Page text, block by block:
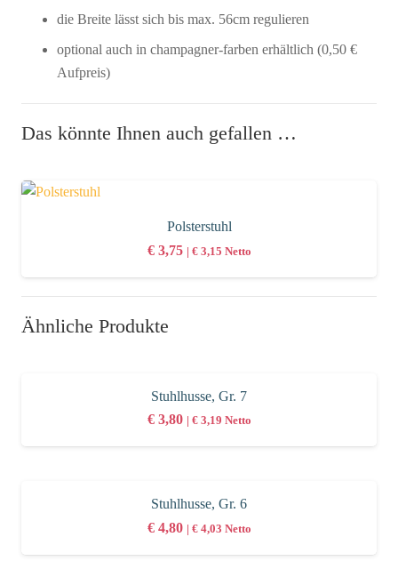
die Breite lässt sich bis max. 56cm regulieren
optional auch in champagner-farben erhältlich (0,50 €
Aufpreis)
Das könnte Ihnen auch gefallen …
Polsterstuhl
€3,75 | €3,15 Netto
Ähnliche Produkte
Stuhlhusse, Gr. 7
€3,80 €3,19 Netto
Stuhlhusse, Gr. 6
€4,80 | €4,03 Netto